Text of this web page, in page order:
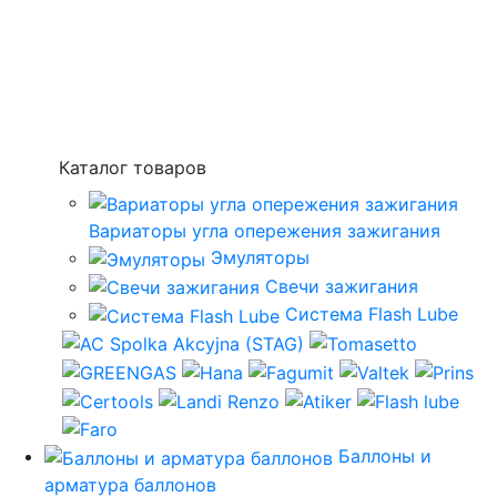
Каталог товаров
Вариаторы угла опережения зажигания
Эмуляторы
Свечи зажигания
Система Flash Lube
Баллоны и
арматура баллонов